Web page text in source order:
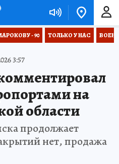
- 90 ТОЛЬКО У НАС
3:57
на
области
продолжает
нет, продажа